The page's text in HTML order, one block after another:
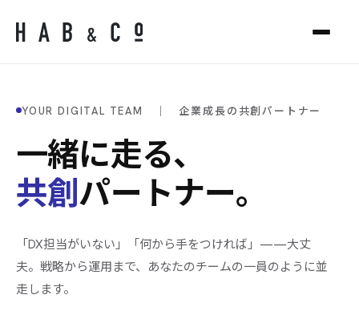
YOUR DIGITAL TEAM ｜ 企業成長の共創パートナー
一緒に走る、
共創パートナー。
「DX担当がいない」「何から手をつければ」——大丈
夫。戦略から運用まで、あなたのチームの一員のように並
走します。